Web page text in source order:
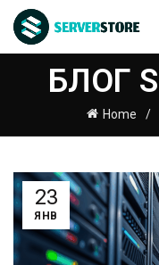
БЛОГ
Home
23
ЯНВ